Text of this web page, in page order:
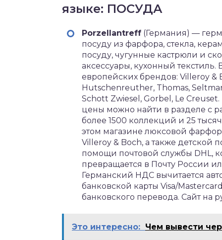
языке: ПОСУДА
Porzellantreff (Германия) —
посуду из фарфора, стекла,
посуду, чугунные кастрюли и
аксессуары, кухонный
европейских брендов: Villeroy &
Hutschenreuther, Thomas,
Schott Zwiesel, Gorbel, Le
цены можно найти в разделе с
более 1500 коллекций и 25
этом магазине люксовой
Villeroy & Boch, а также детской
помощи почтовой службы DHL,
превращается в Почту России
Германский НДС вычитается
банковской карты Visa/
банковского перевода. Сайт на
Это интересно: Чем вывести